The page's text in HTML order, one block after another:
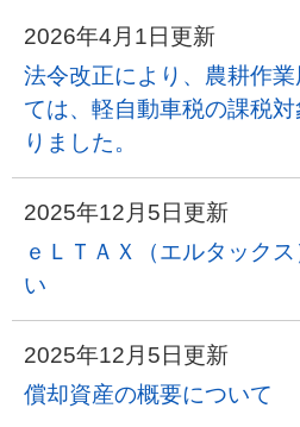
2026年4月1日更新
法令改正により、農耕作
ては、軽自動車税の課税
りました。
2025年12月5日更新
ｅＬＴＡＸ（エルタック
い
2025年12月5日更新
償却資産の概要について